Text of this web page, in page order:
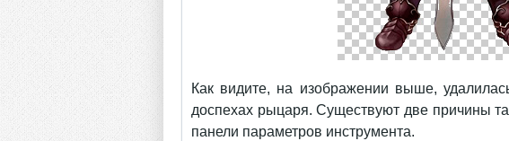
Как видите, на изображении выше,
доспехах рыцаря. Существуют две причины
панели параметров инструмента.